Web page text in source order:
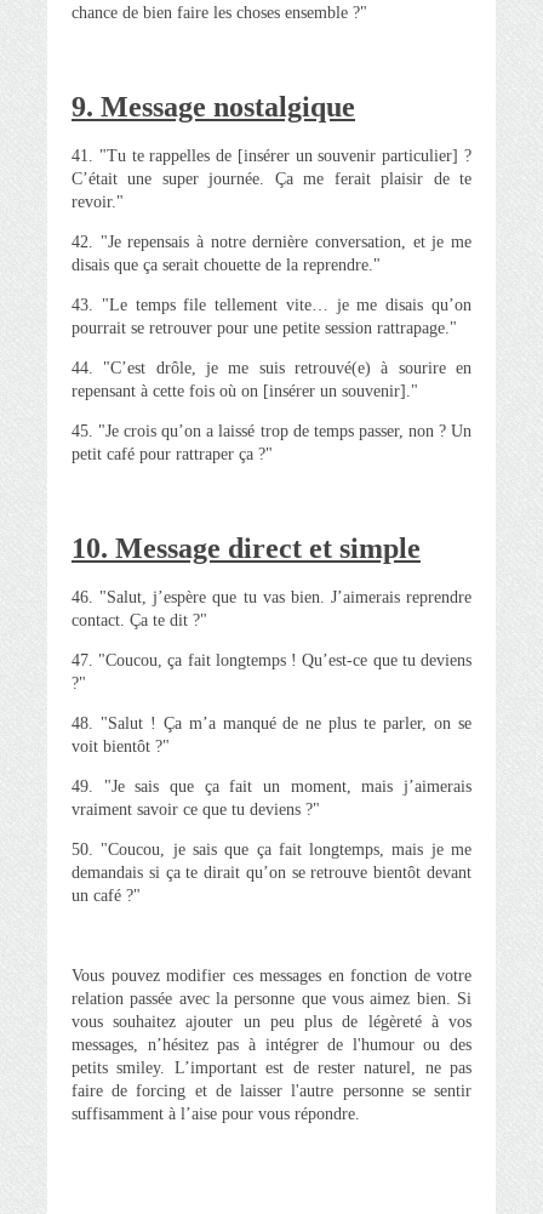
chance de bien faire les choses ensemble ?"
9. Message nostalgique
41. "Tu te rappelles de [insérer un souvenir particulier] ?
C’était une super journée. Ça me ferait plaisir de te
revoir."
42. "Je repensais à notre dernière conversation, et je me
disais que ça serait chouette de la reprendre."
43. "Le temps file tellement vite… je me disais qu’on
pourrait se retrouver pour une petite session rattrapage."
44. "C’est drôle, je me suis retrouvé(e) à sourire en
repensant à cette fois où on [insérer un souvenir]."
45. "Je crois qu’on a laissé trop de temps passer, non ? Un
petit café pour rattraper ça ?"
10. Message direct et simple
46. "Salut, j’espère que tu vas bien. J’aimerais reprendre
contact. Ça te dit ?"
47. "Coucou, ça fait longtemps ! Qu’est-ce que tu deviens
?"
48. "Salut ! Ça m’a manqué de ne plus te parler, on se
voit bientôt ?"
49. "Je sais que ça fait un moment, mais j’aimerais
vraiment savoir ce que tu deviens ?"
50. "Coucou, je sais que ça fait longtemps, mais je me
demandais si ça te dirait qu’on se retrouve bientôt devant
un café ?"
Vous pouvez modifier ces messages en fonction de votre
relation passée avec la personne que vous aimez bien. Si
vous souhaitez ajouter un peu plus de légèreté à vos
messages, n’hésitez pas à intégrer de l'humour ou des
petits smiley. L’important est de rester naturel, ne pas
faire de forcing et de laisser l'autre personne se sentir
suffisamment à l’aise pour vous répondre.